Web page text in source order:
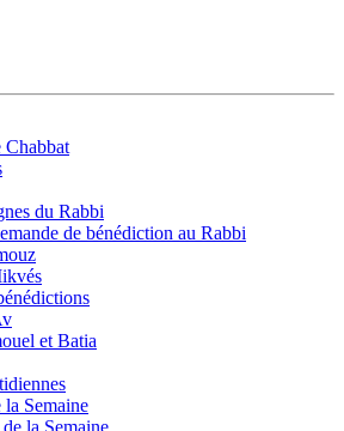
Chabbat
du Rabbi
de bénédiction au Rabbi
et Batia
Semaine
la Semaine